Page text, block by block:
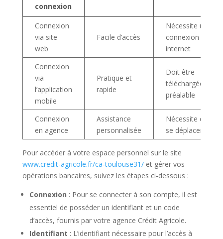
connexion
Connexion
via site
web
Facile d’accès
Nécessite une
connexion
internet
Connexion
via
l’application
mobile
Pratique et
rapide
Doit être
téléchargée au
préalable
Connexion
en agence
Assistance
personnalisée
Nécessite de
se déplacer
Pour accéder à votre espace personnel sur le site
www.credit-agricole.fr/ca-toulouse31/et gérer vos
opérations bancaires, suivez les étapes ci-dessous :
Connexion : Pour se connecter à son compte, il est
essentiel de posséder un identifiant et un code
d’accès, fournis par votre agence Crédit Agricole.
Identifiant : L’identifiant nécessaire pour l’accès à